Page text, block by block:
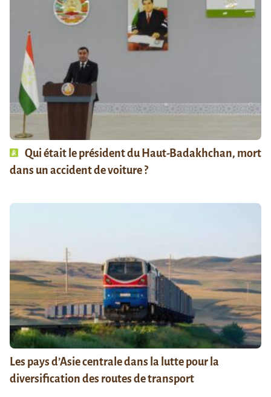
Qui était le président du Haut-Badakhchan, mort
dans un accident de voiture ?
Les pays d’Asie centrale dans la lutte pour la
diversification des routes de transport